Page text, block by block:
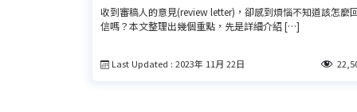
收到審稿人的意見(review letter)，卻感到煩惱不知道該怎麼
信嗎？本文整理出幾個重點，先是詳細介紹 […]
Last Updated : 2023年 11月 22日